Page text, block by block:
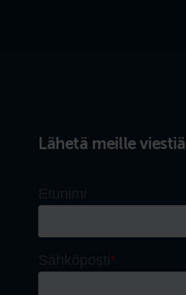
Lähetä meille viestiä